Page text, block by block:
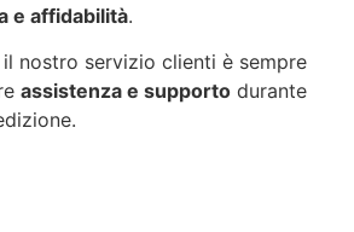
e affidabilità.
nostro servizio clienti è sempre
assistenza e supporto durante